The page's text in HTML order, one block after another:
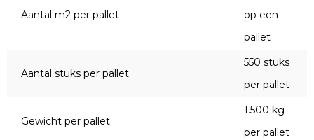
Aantal m2 per pallet
op een
pallet
Aantal stuks per pallet
550 stuks
per pallet
Gewicht per pallet
1.500 kg
per pallet